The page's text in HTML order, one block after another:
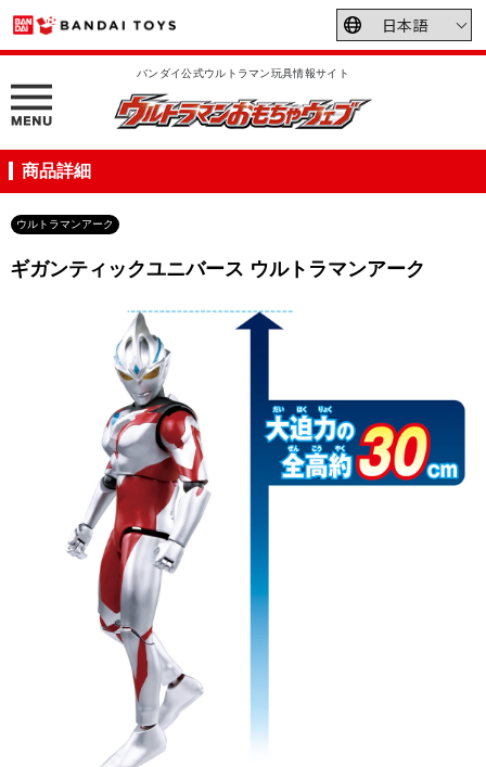
バンダイ公式ウルトラマン玩具情報サイト
商品詳細
ウルトラマンアーク
ギガンティックユニバース ウルトラマンアーク